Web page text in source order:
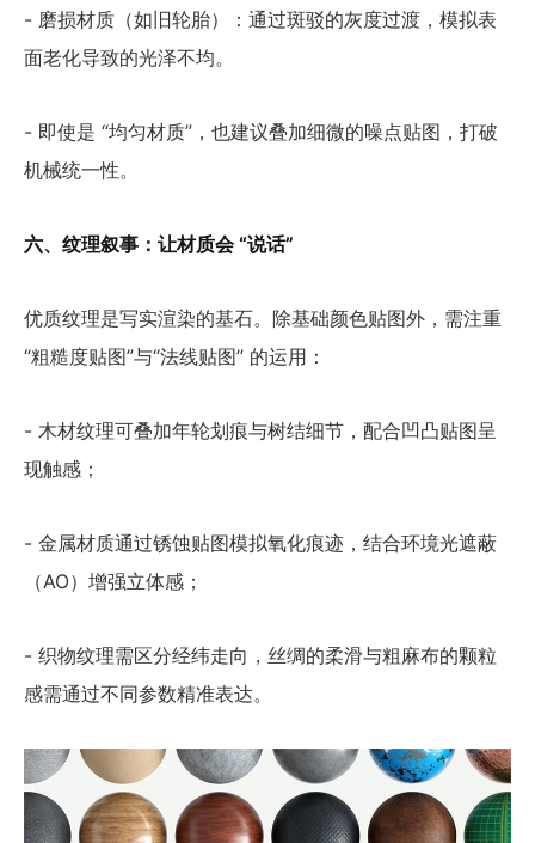
- 磨损材质（如旧轮胎）：通过斑驳的灰度过渡，模拟表
面老化导致的光泽不均。
- 即使是 “均匀材质”，也建议叠加细微的噪点贴图，打破
机械统一性。
六、纹理叙事：让材质会 “说话”
优质纹理是写实渲染的基石。除基础颜色贴图外，需注重
“粗糙度贴图”与“法线贴图” 的运用：
- 木材纹理可叠加年轮划痕与树结细节，配合凹凸贴图呈
现触感；
- 金属材质通过锈蚀贴图模拟氧化痕迹，结合环境光遮蔽
（AO）增强立体感；
- 织物纹理需区分经纬走向，丝绸的柔滑与粗麻布的颗粒
感需通过不同参数精准表达。